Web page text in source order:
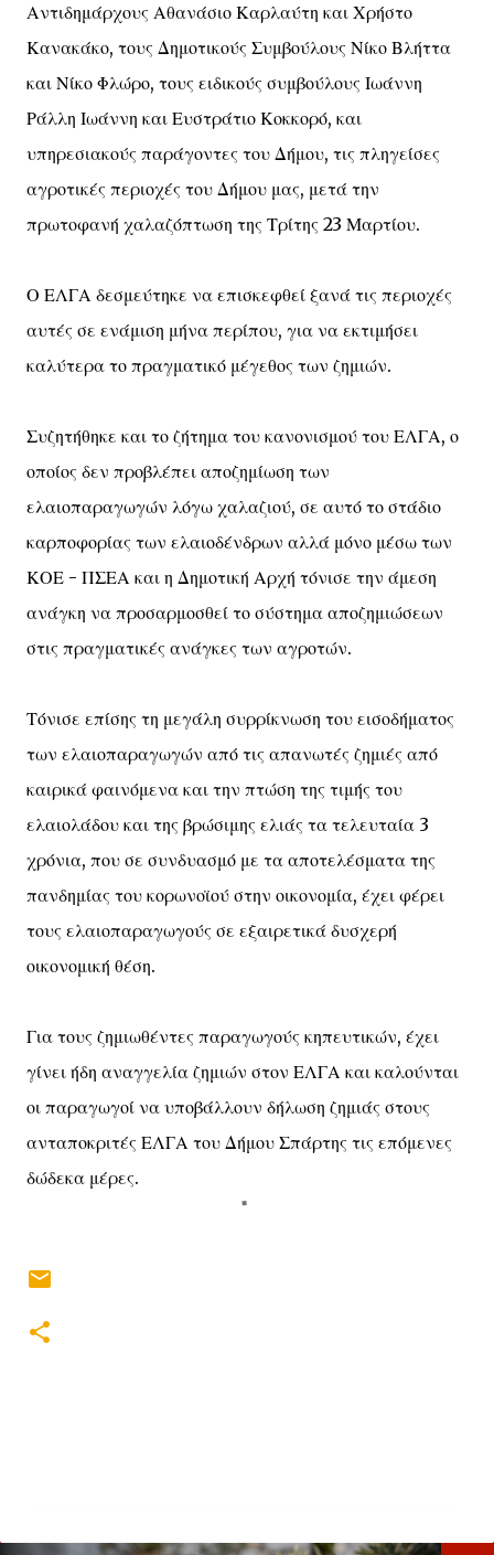
Αντιδημάρχους Αθανάσιο Καρλαύτη και Χρήστο
Κανακάκο, τους Δημοτικούς Συμβούλους Νίκο Βλήττα
και Νίκο Φλώρο, τους ειδικούς συμβούλους Ιωάννη
Ράλλη Ιωάννη και Ευστράτιο Κοκκορό, και
υπηρεσιακούς παράγοντες του Δήμου, τις πληγείσες
αγροτικές περιοχές του Δήμου μας, μετά την
πρωτοφανή χαλαζόπτωση της Τρίτης 23 Μαρτίου.
Ο ΕΛΓΑ δεσμεύτηκε να επισκεφθεί ξανά τις περιοχές
αυτές σε ενάμιση μήνα περίπου, για να εκτιμήσει
καλύτερα το πραγματικό μέγεθος των ζημιών.
Συζητήθηκε και το ζήτημα του κανονισμού του ΕΛΓΑ, ο
οποίος δεν προβλέπει αποζημίωση των
ελαιοπαραγωγών λόγω χαλαζιού, σε αυτό το στάδιο
καρποφορίας των ελαιοδένδρων αλλά μόνο μέσω των
ΚΟΕ - ΠΣΕΑ και η Δημοτική Αρχή τόνισε την άμεση
ανάγκη να προσαρμοσθεί το σύστημα αποζημιώσεων
στις πραγματικές ανάγκες των αγροτών.
Τόνισε επίσης τη μεγάλη συρρίκνωση του εισοδήματος
των ελαιοπαραγωγών από τις απανωτές ζημιές από
καιρικά φαινόμενα και την πτώση της τιμής του
ελαιολάδου και της βρώσιμης ελιάς τα τελευταία 3
χρόνια, που σε συνδυασμό με τα αποτελέσματα της
πανδημίας του κορωνοϊού στην οικονομία, έχει φέρει
τους ελαιοπαραγωγούς σε εξαιρετικά δυσχερή
οικονομική θέση.
Για τους ζημιωθέντες παραγωγούς κηπευτικών, έχει
γίνει ήδη αναγγελία ζημιών στον ΕΛΓΑ και καλούνται
οι παραγωγοί να υποβάλλουν δήλωση ζημιάς στους
ανταποκριτές ΕΛΓΑ του Δήμου Σπάρτης τις επόμενες
δώδεκα μέρες.
λ